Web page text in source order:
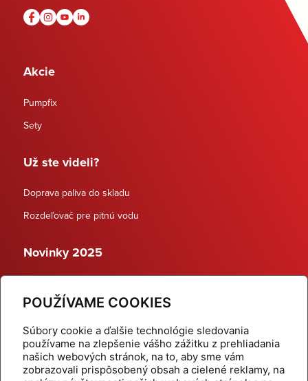
POUŽÍVAME COOKIES
Súbory cookie a ďalšie technológie sledovania
používame na zlepšenie vášho zážitku z prehliadania
našich webových stránok, na to, aby sme vám
zobrazovali prispôsobený obsah a cielené reklamy, na
Akcie
Pumpfix
Sety
Už ste videli?
Doprava paliva do skladu
Rozdeľovač pre pitnú vodu
Novinky 2025
Dynamické termostatické ventily